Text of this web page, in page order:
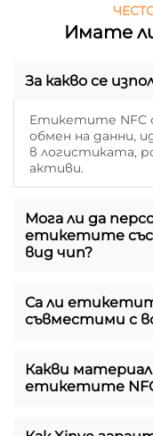
Имате
За какво се
Етикетите NFC
обмен на данни,
в логистиката,
активи.
Мога ли да
етикетите със
вид чип?
Са ли
съвместими с
Какви
етикетите